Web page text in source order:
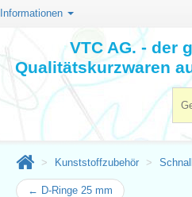
Informationen
VTC AG. - der
Qualitätskurzwaren
Kunststoffzubehör
← D-Ringe 25 mm